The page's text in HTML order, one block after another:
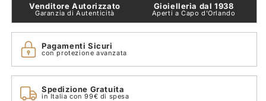
Rosa
Dodo
DMC4001_BOLLI_ZRL9R
Rosa
Dodo
DMC4001_BOLLI_ZRL9R
Venditore Autorizzato
Garanzia di Autenticità
Gioielleria dal 1938
Aperti a Capo d'Orlando
Pagamenti Sicuri
con protezione avanzata
Spedizione Gratuita
in Italia con 99€ di spesa